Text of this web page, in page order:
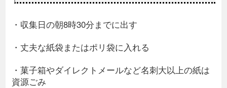
・収集日の朝8時30分までに出す
・丈夫な紙袋またはポリ袋に入れる
・菓子箱やダイレクトメールなど名刺大以上の紙は
資源ごみ